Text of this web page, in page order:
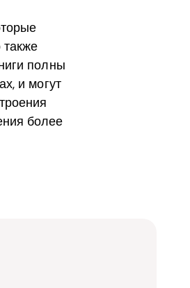
полны
и могут
более